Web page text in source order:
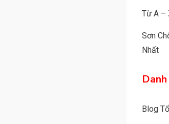
Từ A –
Sơn
Nhất
Blog